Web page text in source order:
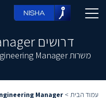
דרושים Engineering Manager
משרות Engineering Manager מובילות, מחכות לך ממש כאן
עמוד הבית >
Manager